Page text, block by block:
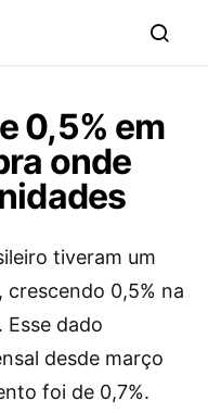
0,5% em
onde
tiveram um
0,5% na
dado
desde março
foi de 0,7%.